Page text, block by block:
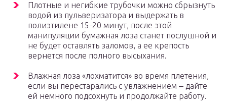
Плотные и негибкие трубочки можно сбрызнуть
водой из пульверизатора и выдержать в
полиэтилене 15-20 минут, после этой
манипуляции бумажная лоза станет послушной и
не будет оставлять заломов, а ее крепость
вернется после полного высыхания.
Влажная лоза «лохматится» во время плетения,
если вы перестарались с увлажнением ‒ дайте
ей немного подсохнуть и продолжайте работу.